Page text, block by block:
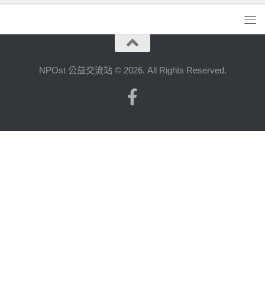
NPOst 公益交流站 © 2026. All Rights Reserved.